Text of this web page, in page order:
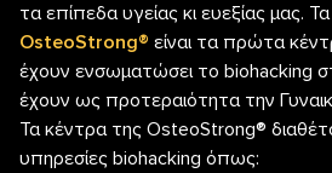
τα επίπεδα υγείας κι ευεξίας μας.
OsteoStrong® είναι τα πρώτα
έχουν ενσωματώσει το biohacking
έχουν ως προτεραιότητα την
Τα κέντρα της OsteoStrong®
υπηρεσίες biohacking όπως: